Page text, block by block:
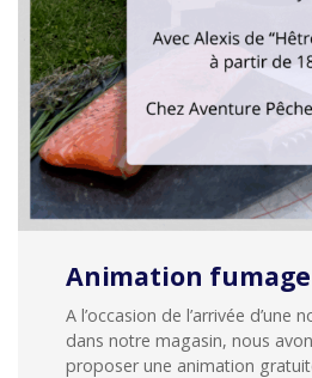
Animation
A l’occasion de l’arrivée d’une
dans notre magasin, nous
proposer une animation